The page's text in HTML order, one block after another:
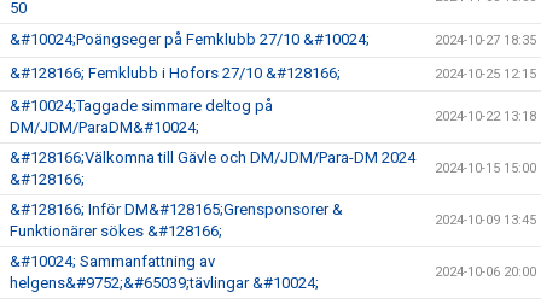
50
&#10024;Poängseger på Femklubb 27/10 &#10024; 2024-10-27 18:35
&#128166; Femklubb i Hofors 27/10 &#128166; 2024-10-25 12:15
&#10024;Taggade simmare deltog på
DM/JDM/ParaDM&#10024;
2024-10-22 13:18
&#128166;Välkomna till Gävle och DM/JDM/Para-DM 2024
&#128166;
2024-10-15 15:00
&#128166; Inför DM&#128165;Grensponsorer &
Funktionärer sökes &#128166;
2024-10-09 13:45
&#10024; Sammanfattning av
helgens&#9752;&#65039;tävlingar &#10024;
2024-10-06 20:00